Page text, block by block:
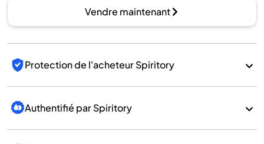
Vendre maintenant
Protection de l'acheteur Spiritory
Authentifié par Spiritory